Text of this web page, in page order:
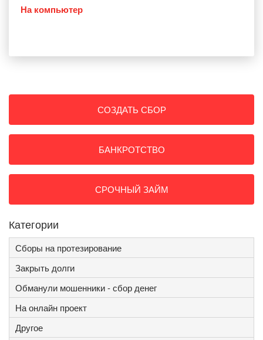
На компьютер
СОЗДАТЬ СБОР
БАНКРОТСТВО
СРОЧНЫЙ ЗАЙМ
Категории
Сборы на протезирование
Закрыть долги
Обманули мошенники - сбор денег
На онлайн проект
Другое